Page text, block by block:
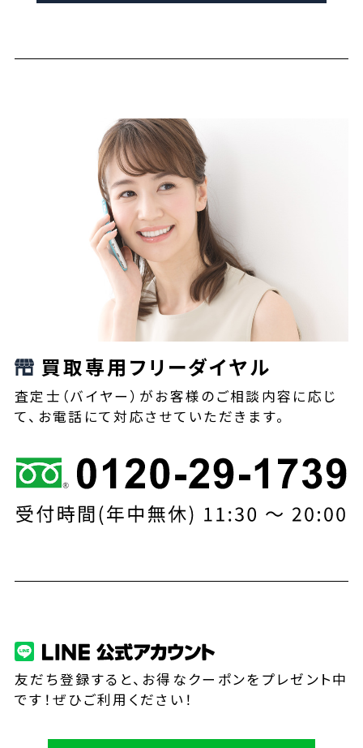
買取専用フリーダイヤル
査定士（バイヤー）がお客様のご相談内容に応じ
て、お電話にて対応させていただきます。
友だち登録すると、お得なクーポンをプレゼント中
です！ぜひご利用ください！